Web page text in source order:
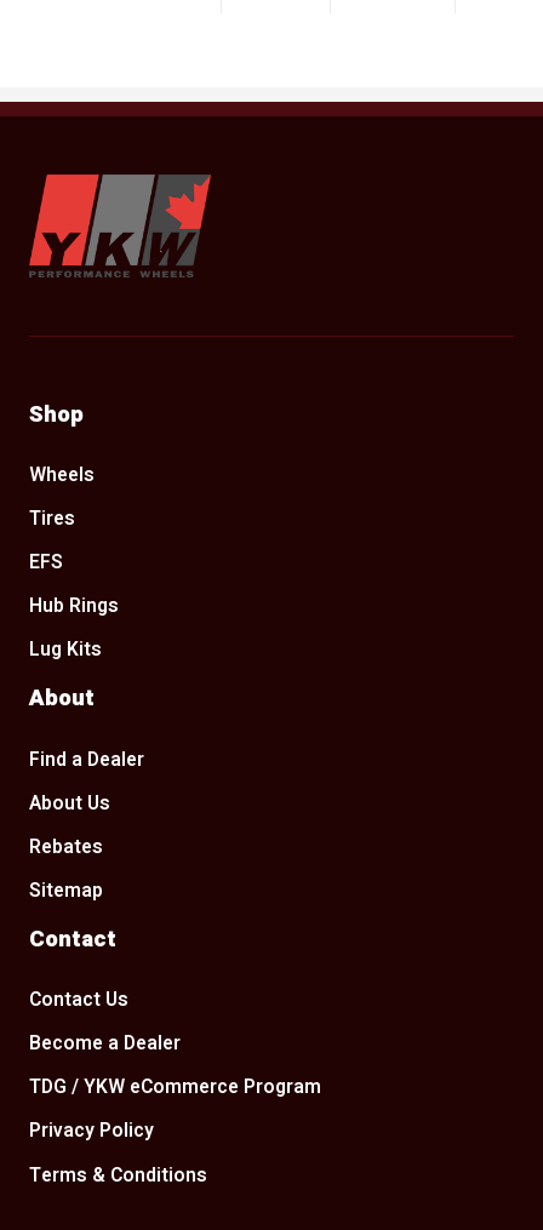
YKW Wheels
Shop
Wheels
Tires
EFS
Hub Rings
Lug Kits
About
Find a Dealer
About Us
Rebates
Sitemap
Contact
Contact Us
Become a Dealer
TDG / YKW eCommerce Program
Privacy Policy
Terms & Conditions